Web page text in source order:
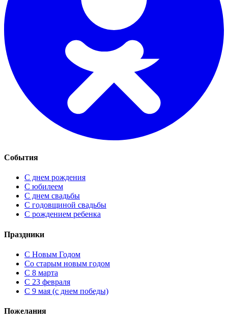
События
С днем рождения
С юбилеем
С днем свадьбы
С годовщиной свадьбы
С рождением ребенка
Праздники
C Новым Годом
Cо старым новым годом
С 8 марта
С 23 февраля
С 9 мая (с днем победы)
Пожелания